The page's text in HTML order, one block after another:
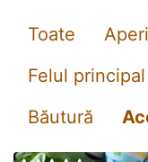
Toate
Felul principal
Băutură